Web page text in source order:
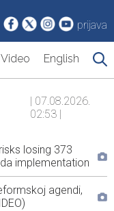
prijava
Video English
| 07.08.2026.
02:53 |
losing 373
implementation
agendi,